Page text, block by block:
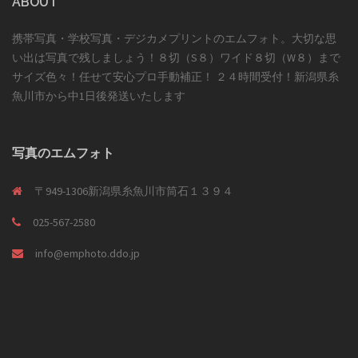
携帯写真・学校写真・デジカメプリントのエムフォト。大切な思
い出は写真で残しましょう！８切（S８）ワイド８切（W８）まで
サイズ色々！任せて安心プロ手動補正！ ２４時間受付！新潟県糸
魚川市から中1日後発送いたします
写真のエムフォト
〒949-1306新潟県糸魚川市筒石１３９４
025-567-2580
info@emphoto.ddo.jp